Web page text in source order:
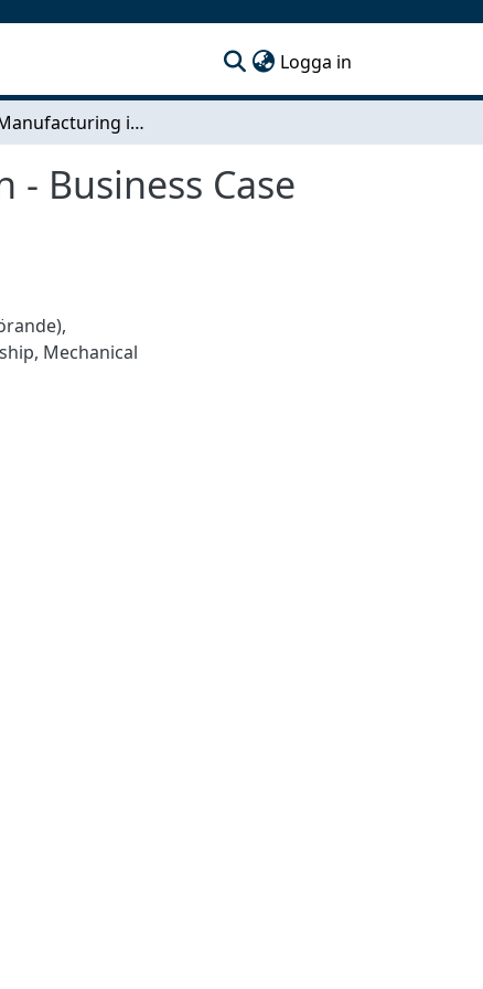
Logga in
Additive Manufacturing in Low-volume Production - Business Case for Metal Components
Business Case
,
, Mechanical